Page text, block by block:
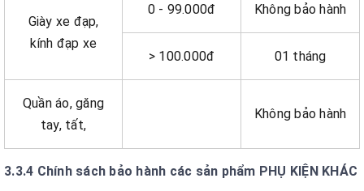
Giày xe đạp,
kính đạp xe
0 - 99.000đ Không bảo hành
> 100.000đ 01 tháng
Quần áo, găng
tay, tất,
Không bảo hành
3.3.4 Chính sách bảo hành các sản phẩm PHỤ KIỆN KHÁC